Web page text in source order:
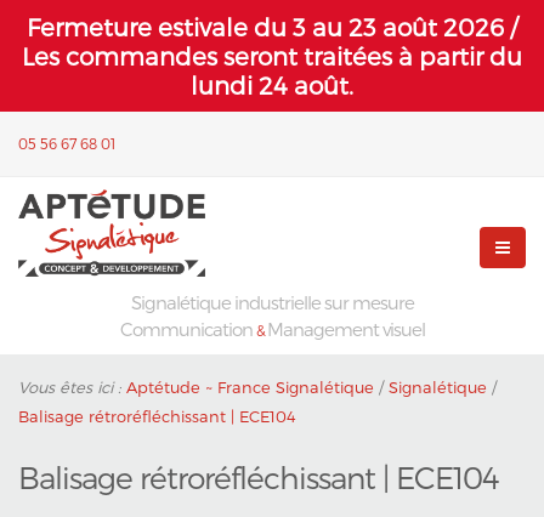
Fermeture estivale du 3 au 23 août 2026 /
Les commandes seront traitées à partir du
lundi 24 août.
05 56 67 68 01
Signalétique industrielle sur mesure
Communication & Management visuel
Vous êtes ici : Aptétude ~ France Signalétique /Signalétique /
Balisage rétroréfléchissant | ECE104
Balisage rétroréfléchissant | ECE104